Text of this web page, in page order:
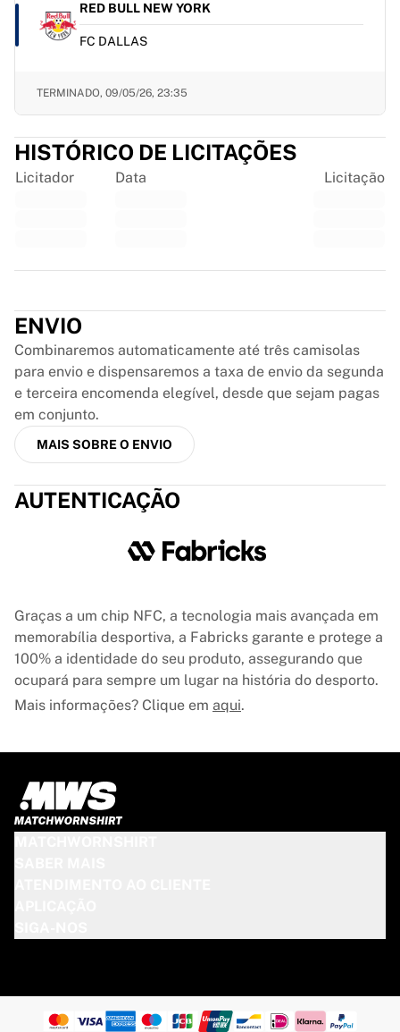
Delhi Capitals
West Indies
Tre Kronor
NHL Alumni
Como funciona
Autenticação da camisola
A minha coleção
RED BULL NEW YORK
FC DALLAS
TERMINADO, 09/05/26, 23:35
HISTÓRICO DE LICITAÇÕES
Licitador Data Licitação
ENVIO
Combinaremos automaticamente até três camisolas
para envio e dispensaremos a taxa de envio da segunda
e terceira encomenda elegível, desde que sejam pagas
em conjunto.
MAIS SOBRE O ENVIO
AUTENTICAÇÃO
Graças a um chip NFC, a tecnologia mais avançada em
memorabília desportiva, a Fabricks garante e protege a
100% a identidade do seu produto, assegurando que
ocupará para sempre um lugar na história do desporto.
Mais informações? Clique em aqui.